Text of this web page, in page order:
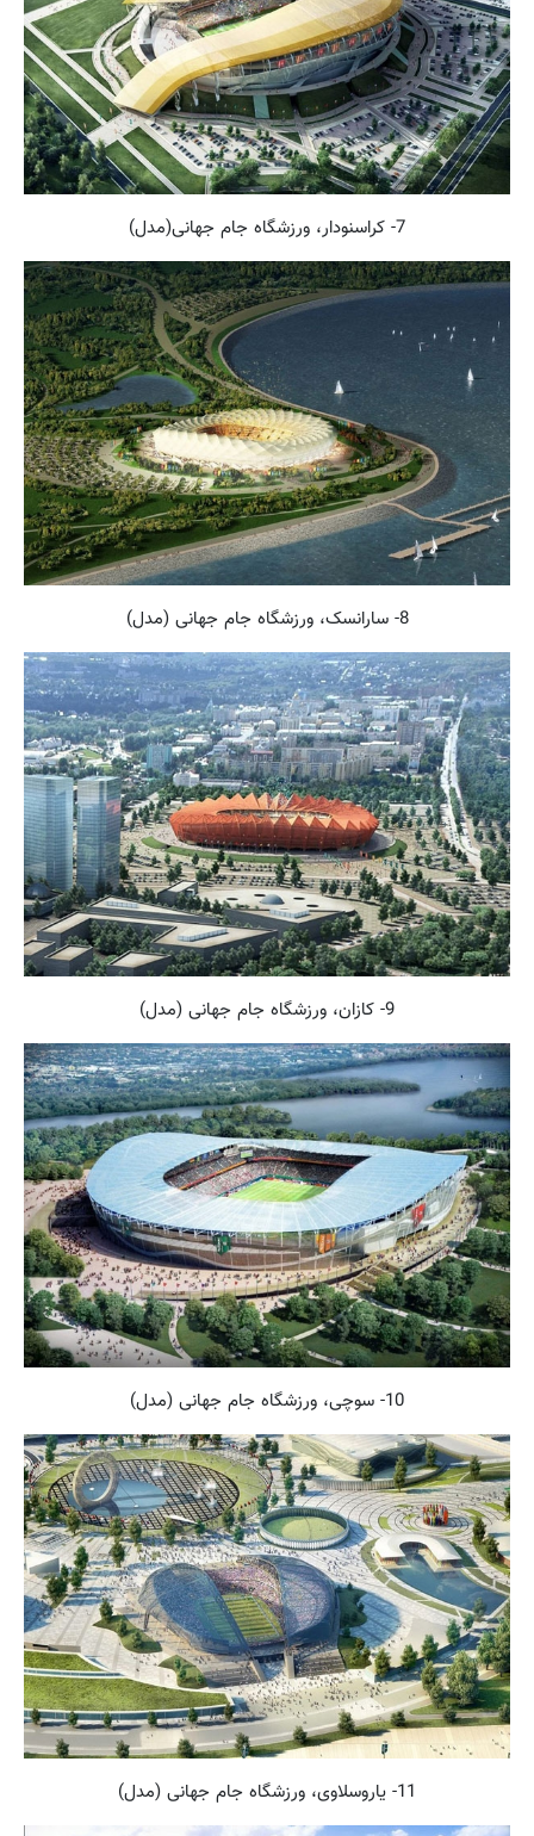
7- کراسنودار، ورزشگاه جام جهانی(مدل)
8- سارانسک، ورزشگاه جام جهانی (مدل)
9- کازان، ورزشگاه جام جهانی (مدل)
10- سوچی، ورزشگاه جام جهانی (مدل)
11- یاروسلاوی، ورزشگاه جام جهانی (مدل)